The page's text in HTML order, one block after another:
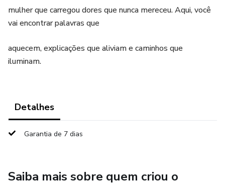
mulher que carregou dores que nunca mereceu. Aqui, você
vai encontrar palavras que
aquecem, explicações que aliviam e caminhos que
iluminam.
Detalhes
Garantia de 7 dias
Saiba mais sobre quem criou o